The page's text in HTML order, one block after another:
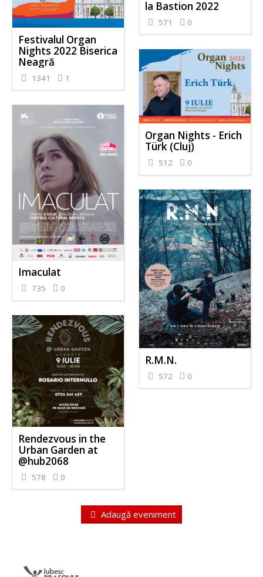
la Bastion 2022
571 0
Festivalul Organ
Nights 2022 Biserica
Neagră
1341 1
Organ Nights - Erich
Türk (Cluj)
512 0
Imaculat
735 0
R.M.N.
572 0
Rendezvous in the
Urban Garden at
@hub2068
578 0
Adaugă eveniment